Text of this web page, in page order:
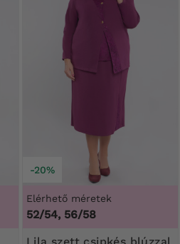
-20%
Elérhető méretek
52/54, 56/58